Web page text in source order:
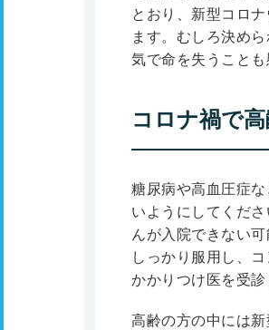
とおり、新型コロ
ます。むしろ決め
気で命を失うこと
コロナ禍で
糖尿病や高血圧症
いようにしてくだ
んが入院できない
しっかり服用し、
かかりつけ医を受診
高齢の方の中には